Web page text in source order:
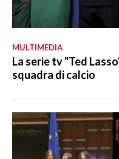
MULTIMEDIA
La serie tv "Ted
squadra di calcio